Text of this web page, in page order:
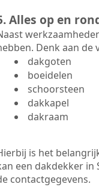
Alles op en
Denk aan de
dakgoten
boeidelen
schoorsteen
dakkapel
dakraam
is het
een dakdekker in
contactgegevens.